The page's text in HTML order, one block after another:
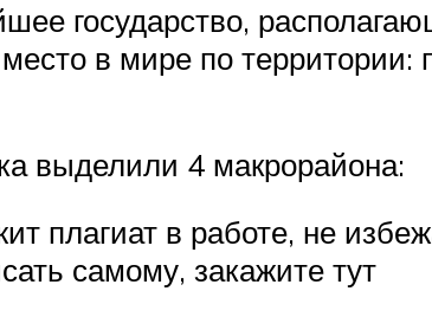
государство,
в мире по территории:
выделили 4 макрорайона:
плагиат в работе, не
самому, закажите тут